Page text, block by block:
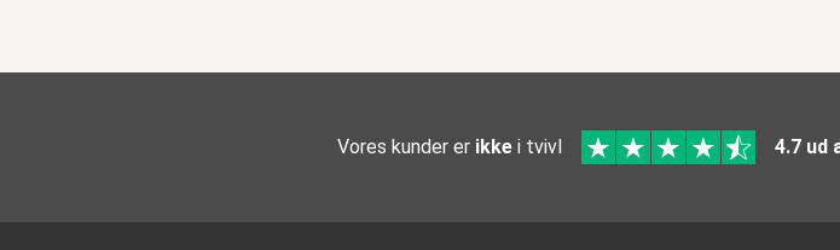
Vores kunder er ikke i tvivl 4.7 ud